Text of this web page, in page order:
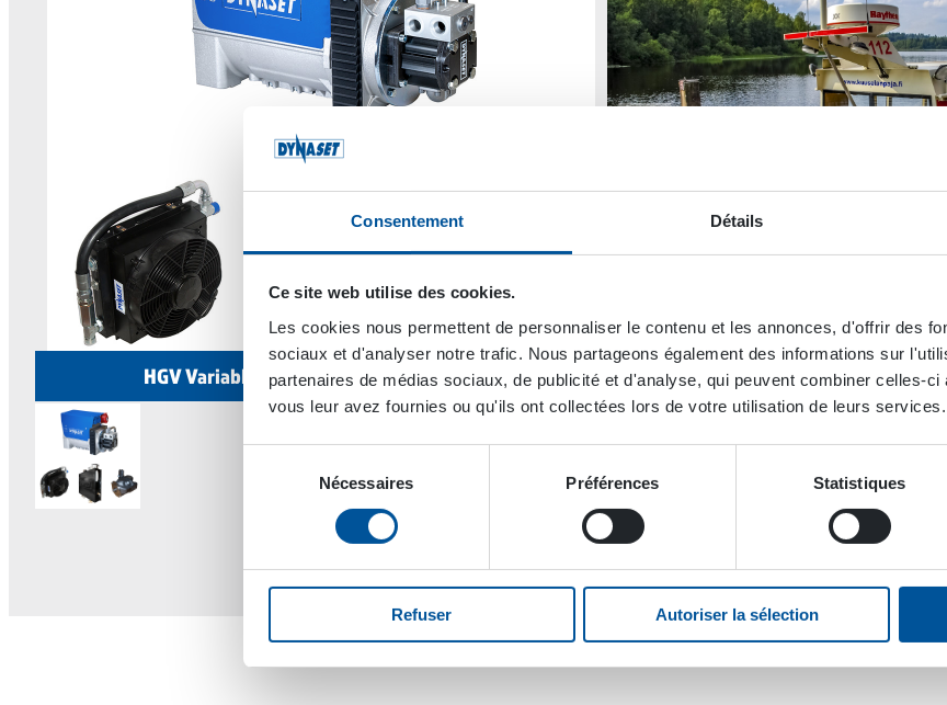
Consentement Détails
Ce site web utilise des cookies.
Les cookies nous permettent de personnaliser le contenu et les annonces, d'offrir des
sociaux et d'analyser notre trafic. Nous partageons également des informations sur
partenaires de médias sociaux, de publicité et d'analyse, qui peuvent combiner celles-
vous leur avez fournies ou qu'ils ont collectées lors de votre utilisation de leurs services.
consentement
Nécessaires Préférences Statistiques
Refuser Autoriser la sélection
HGV Variable Hydraulic Generator System